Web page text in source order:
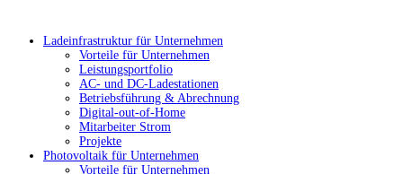
Ladeinfrastruktur für Unternehmen
Vorteile für Unternehmen
Leistungsportfolio
AC- und DC-Ladestationen
Betriebsführung & Abrechnung
Digital-out-of-Home
Mitarbeiter Strom
Projekte
Photovoltaik für Unternehmen
Vorteile für Unternehmen